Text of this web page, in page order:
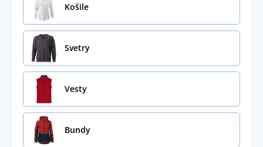
Košile
Svetry
Vesty
Bundy